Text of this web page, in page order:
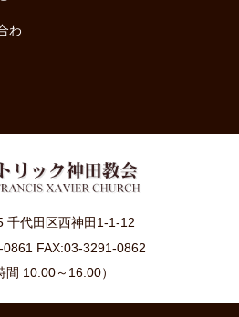
わ
千代田区西神田1-1-12
FAX:03-3291-0862
間 10:00～16:00）